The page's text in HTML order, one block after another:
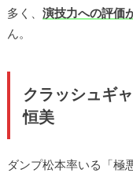
多く、 演技力への評価
ん。
クラッシュギ
恒美
ダンプ松本率いる「極